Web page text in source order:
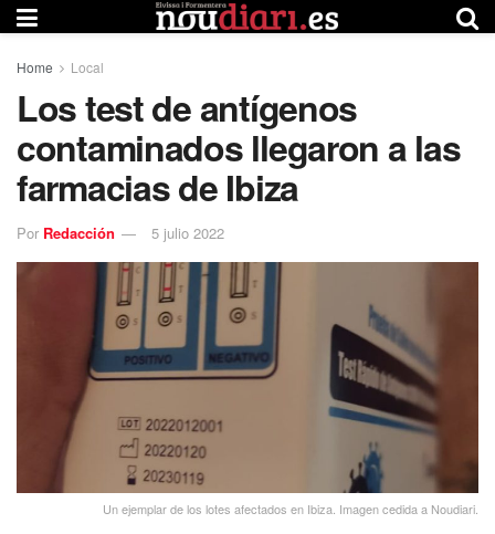
Home Local
Los test de antígenos
contaminados llegaron a las
farmacias de Ibiza
Por Redacción 5 julio 2022
Un ejemplar de los lotes afectados en Ibiza. Imagen cedida a Noudiari.